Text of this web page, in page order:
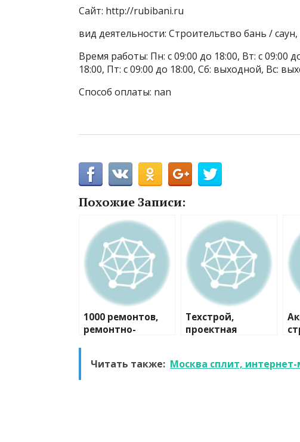
Сайт: http://rubibani.ru
вид деятельности: Строительство бань /
Время работы: Пн: с 09:00 до 18:00, Вт: с 09:00
18:00, Пт: с 09:00 до 18:00, Сб: выходной, Вс:
Способ оплаты: nan
Похожие Записи:
1000 ремонтов,
ремонтно-
Техстрой,
проектная
Читать также: Москва сплит, интернет-